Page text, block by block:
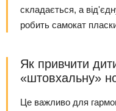
складається, а
робить самокат
Як привчити
«штовхальну»
Це важливо для